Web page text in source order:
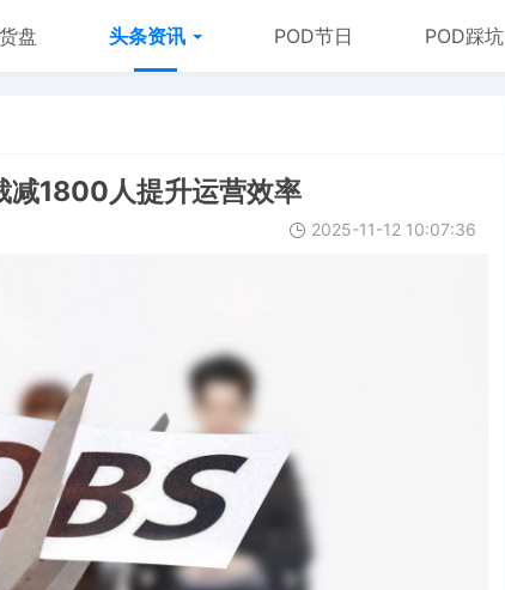
盘 头条资讯 POD节日 POD踩坑
减1800人提升运营效率
2025-11-12 10:07:36